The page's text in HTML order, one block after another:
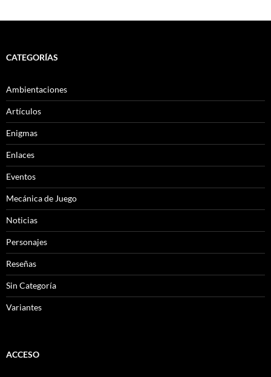
CATEGORÍAS
Ambientaciones
Artículos
Enigmas
Enlaces
Eventos
Mecánica de Juego
Noticias
Personajes
Reseñas
Sin Categoría
Variantes
ACCESO